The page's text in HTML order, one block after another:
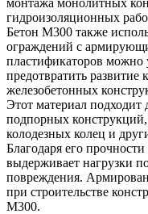
монтажа монолитных
гидроизоляционных
Бетон М300 также
ограждений с
пластификаторов можно
предотвратить развитие
железобетонных
Этот материал подходит
подпорных
колодезных колец и
Благодаря его
выдерживает нагрузки
повреждения.
при строительстве
М300.